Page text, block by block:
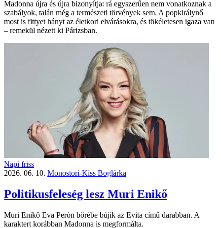
Madonna újra és újra bizonyítja: rá egyszerűen nem vonatkoznak a
szabályok, talán még a természeti törvények sem. A popkirálynő
most is fittyet hányt az életkori elvárásokra, és tökéletesen igaza van
– remekül nézett ki Párizsban.
Napi friss
2026. 06. 10. Monostori-Kiss Boglárka
Politikusfeleség lesz Muri Enikő
Muri Enikő Eva Perón bőrébe bújik az Evita című darabban. A
karaktert korábban Madonna is megformálta.